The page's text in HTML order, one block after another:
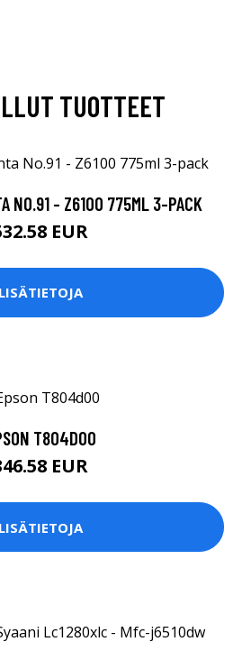
TUOTTEET
NO.91 - Z6100 775ML 3-PACK
EUR
LISÄTIETOJA
T804D00
EUR
LISÄTIETOJA